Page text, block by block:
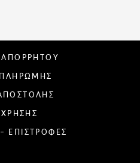
ΑΠΟΡΡΗΤΟΥ
ΠΛΗΡΩΜΗΣ
ΕΠΙΣΤΡΟΦΕΣ